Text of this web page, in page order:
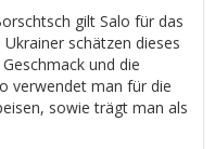
gilt Salo für das
schätzen dieses
und die
verwendet man für die
sowie trägt man als